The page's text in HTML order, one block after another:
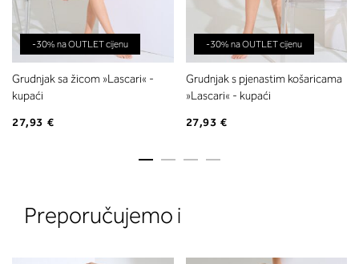
-30% na OUTLET cijenu
Grudnjak sa žicom »Lascari« -
kupaći
27,93 €
-30% na OUTLET cijenu
Grudnjak s pjenastim košaricama
»Lascari« - kupaći
27,93 €
Preporučujemo i